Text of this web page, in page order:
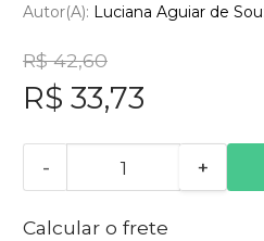
Autor(a): Luciana Aguiar de
R$ 42,60
R$ 33,73
- +
Calcular o frete